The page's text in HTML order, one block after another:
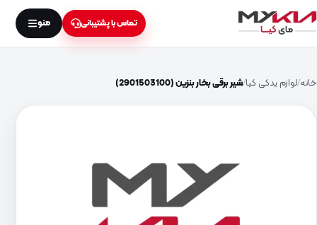
تماس با پشتیبانی منو
خانه لوازم یدکی کیا شیر برقی بخار بنزین (2901503100)